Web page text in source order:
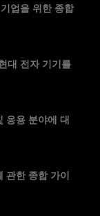
업을 위한 종합
대 전자 기기를
응용 분야에 대
관한 종합 가이